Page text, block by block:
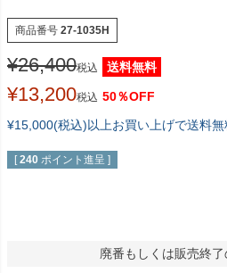
商品番号 27-1035H
¥26,400税込 送料無料
¥13,200税込 50％OFF
¥15,000(税込)以上お買い上げで送料無
[ 240 ポイント進呈 ]
廃番もしくは販売終了